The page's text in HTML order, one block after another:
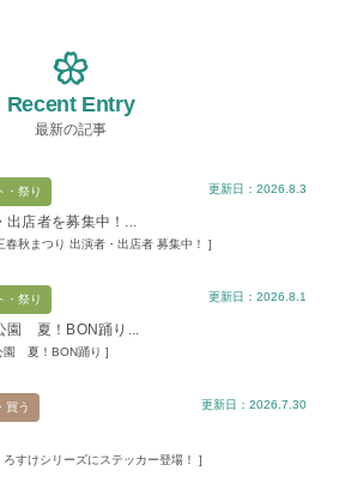
Recent Entry
最新の記事
・祭り
出店者を募集中！...
春秋まつり 出演者・出店者 募集中！ ]
更新日：2026.8.3
・祭り
園 夏！BON踊り...
園 夏！BON踊り ]
更新日：2026.8.1
買う
ろすけシリーズにステッカー登場！ ]
更新日：2026.7.30